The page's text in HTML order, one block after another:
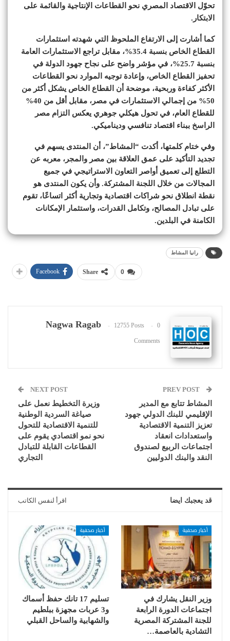
تحوّل الاقتصاد المصري نحو القطاعات الإنتاجية والقائمة على
الابتكار.
كما أشارت إلى الارتفاع الملحوظ التي شهدته استثمارات
القطاع الخاص بنسبة 35.4%، مقابل تراجع الاستثمارات العامة
بنسبة 25.7%، في مؤشر واضح على نجاح جهود الدولة في
تحفيز القطاع الخاص، وإعادة توجيه الموارد نحو القطاعات
الأكثر كفاءة وربحية، موضحة أن القطاع الخاص يشكل أكثر من
50% من إجمالي الاستثمارات في مصر، مقابل أقل من 40%
للقطاع العام، في تحول هيكلي جوهري يعكس التزام مصر
الراسخ ببناء اقتصاد تنافسي وديناميكي.
وفي ختام كلمتها، أكدت “المشاط”، أن المنتدى يسهم في
تجديد التأكيد على عمق العلاقة بين مصر والمجر، معربه عن
التطلع إلى تعميق أواصر التعاون الاستراتيجي في جميع
المجالات من خلال اللجنة المشتركة. وأن يكون المنتدى هو
نقطة انطلاق نحو شراكات اقتصادية وتجارية أكثر اتساعًا، تقوم
على تبادل المصالح، وتكامل القدرات، واستثمار الإمكانات
الكامنة في البلدين.
رانيا المشاط
0
Share
Facebook
Nagwa Ragab 12755 Posts 0
Comments
المشاط تتابع مع المدير
الإقليمي للبنك الدولي جهود
تعزيز التنمية الاقتصادية
واستعدادات انعقاد
اجتماعات الربيع لصندوق
النقد والبنك الدوليين
NEXT POST
وزيرة التخطيط نعمل على
صياغة السردية الوطنية
للتنمية الاقتصادية للتحول
نحو نمو اقتصادي يقوم على
القطاعات القابلة للتبادل
التجاري
قد يعجبك ايضا اقرأ لنفس الكاتب
أخبار صحفية
وزير النقل يشارك في
اجتماعات الدورة الرابعة
للجنة المشتركة المصرية
التشادية بالعاصمة…
أخبار صحفية
تسليم 17 تانك حفظ أسماك
و3 عربات مجهزة ببلطيم
والشهابية والساحل القبلي